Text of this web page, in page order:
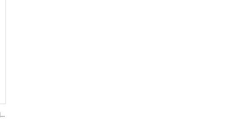
Hochfrequenz-Ring- und Winkelkappen-Trocknungsmaschine